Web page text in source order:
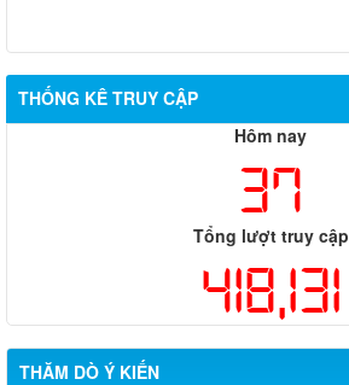
THỐNG KÊ TRUY CẬP
Hôm nay
37
Tổng lượt truy cập
418,131
THĂM DÒ Ý KIẾN